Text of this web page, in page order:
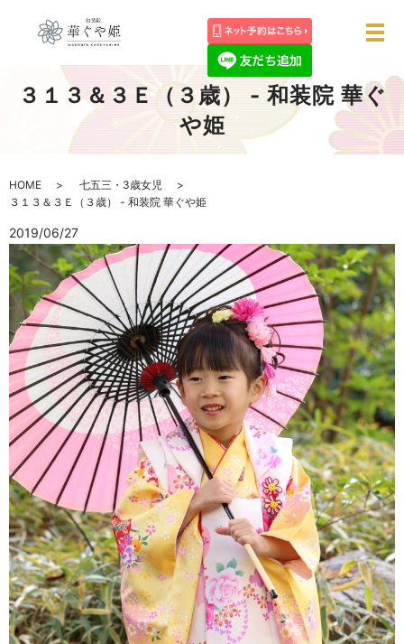
メ
３１３＆３Ｅ（３歳） - 和装院 華ぐ
や姫
HOME
七五三・3歳女児
３１３＆３Ｅ（３歳） - 和装院 華ぐや姫
2019/06/27